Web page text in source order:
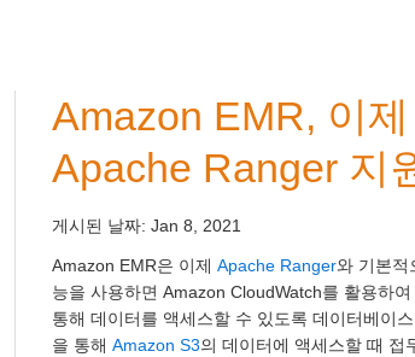
Amazon EMR, 이
Apache Ranger 지
게시된 날짜: Jan 8, 2021
Amazon EMR은 이제 Apache Ranger와 기본적
능을 사용하면 Amazon CloudWatch를 활용하
통해 데이터를 액세스할 수 있도록 데이터베이
을 통해 Amazon S3의 데이터에 액세스할 때 접